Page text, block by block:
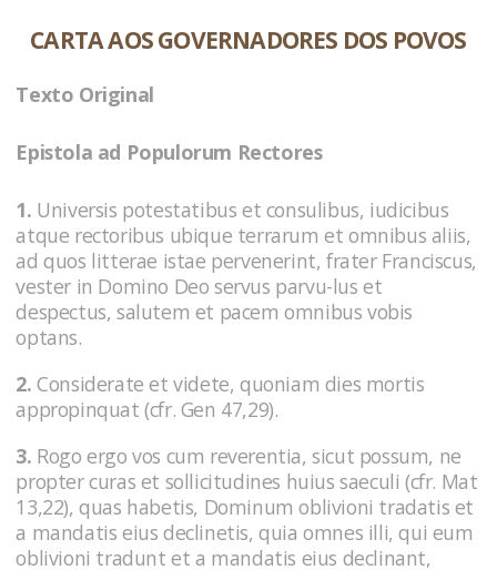
CARTA AOS GOVERNADORES DOS POVOS
Texto Original
Epistola ad Populorum Rectores
1. Universis potestatibus et consulibus, iudicibus
atque rectoribus ubique terrarum et omnibus aliis,
ad quos litterae istae pervenerint, frater Franciscus,
vester in Domino Deo servus parvu-lus et
despectus, salutem et pacem omnibus vobis
optans.
2. Considerate et videte, quoniam dies mortis
appropinquat (cfr. Gen 47,29).
3. Rogo ergo vos cum reverentia, sicut possum, ne
propter curas et sollicitudines huius saeculi (cfr. Mat
13,22), quas habetis, Dominum oblivioni tradatis et
a mandatis eius declinetis, quia omnes illi, qui eum
oblivioni tradunt et a mandatis eius declinant,